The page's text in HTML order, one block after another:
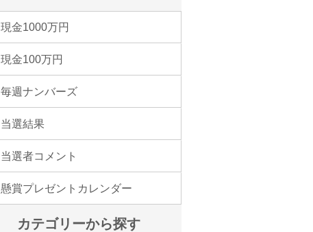
現金1000万円
現金100万円
毎週ナンバーズ
当選結果
当選者コメント
懸賞プレゼントカレンダー
カテゴリーから探す